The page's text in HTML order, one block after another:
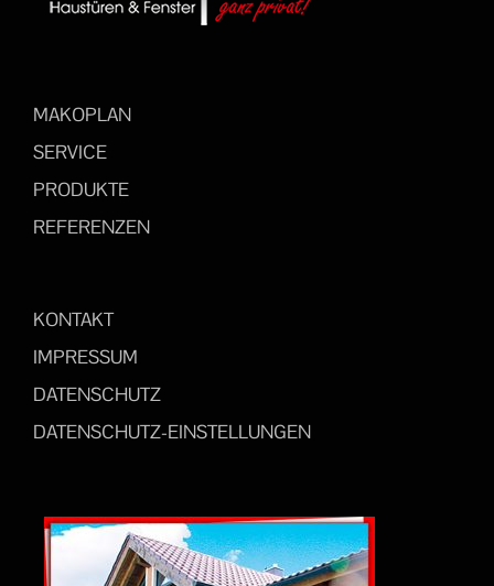
MAKOPLAN
SERVICE
PRODUKTE
REFERENZEN
KONTAKT
IMPRESSUM
DATENSCHUTZ
DATENSCHUTZ-EINSTELLUNGEN